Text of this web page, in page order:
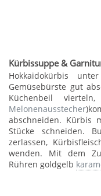
Kürbissuppe &
Hokkaidokürbis
Gemüsebürste gut
Küchenbeil
Melonenausstecher
abschneiden. Kürbis
Stücke schneiden.
zerlassen,
wenden. Mit dem
Rühren goldgelb